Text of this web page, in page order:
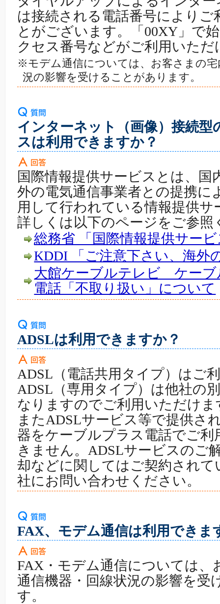
は接続される電話番号により
とがございます。「00XY」で
クセス番号などがご利用いた
※モデム通信については、お客さまの宅
況の影響を受けることがあります。
インターネット（画像）接続型
スは利用できますか？
国際情報提供サービスとは、国
外の電気通信事業者との提携に
用して行われている情報提供サ
詳しくは以下のページをご参照
総務省 「国際情報提供サー
KDDI 「ご注意下さい、海外
大館ケーブルテレビ ケーブ
電話「不取り扱い」について
ADSLは利用できますか？
ADSL（電話共用タイプ）はご
ADSL（専用タイプ）は他社の
なりますのでご利用いただけま
またADSLサービス等で提供さ
器をケーブルプラス電話でご
きません。ADSLサービスのご
却などに関してはご契約されて
社にお問い合わせください。
FAX、モデム通信は利用できま
FAX・モデム通信については、
通信機器・回線状況の影響を受
す。